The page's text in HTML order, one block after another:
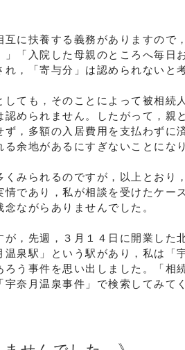
に扶養する義務がありますので
「入院した母親のところへ毎日
，「寄与分」は認められないと
しても，そのことによって被相続
められません。したがって，親
，多額の入居費用を支払わずに
余地があるにすぎないことにな
みられるのですが，以上とおり
であり，私が相談を受けたケー
ながらありませんでした。
，先週，３月１４日に開業した
泉駅」という駅があり，私は「
う事件を思い出しました。「相
奈月温泉事件」で検索してみて